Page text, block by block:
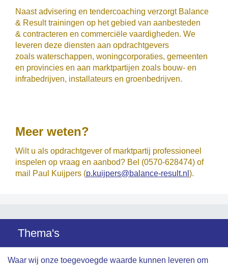
Naast advisering en tendercoaching verzorgt Balance
& Result trainingen op het gebied van aanbesteden
& contracteren en commerciële vaardigheden. We
leveren deze diensten aan opdrachtgevers
zoals waterschappen, woningcorporaties, gemeenten
en provincies en aan marktpartijen zoals bouw- en
infrabedrijven, installateurs en groenbedrijven.
Meer weten?
Wilt u als opdrachtgever of marktpartij professioneel
inspelen op vraag en aanbod? Bel (0570-628474) of
mail Paul Kuijpers (p.kuijpers@balance-result.nl ).
Thema's
Waar wij onze toegevoegde waarde kunnen leveren om